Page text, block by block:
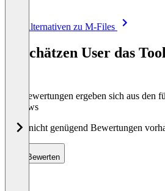
Alle Alternativen zu M-Files
So schätzen User das
Die Bewertungen ergeben sich aus den
Reviews
Noch nicht genügend Bewertungen
Bewerten